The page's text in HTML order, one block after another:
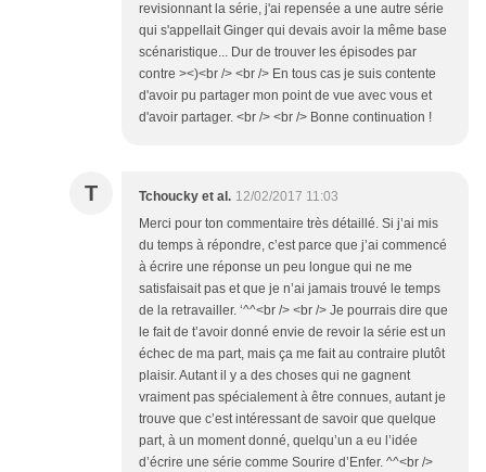
revisionnant la série, j'ai repensée a une autre série
qui s'appellait Ginger qui devais avoir la même base
scénaristique... Dur de trouver les épisodes par
contre ><)<br /> <br /> En tous cas je suis contente
d'avoir pu partager mon point de vue avec vous et
d'avoir partager. <br /> <br /> Bonne continuation !
T Tchoucky et al. 12/02/2017 11:03
Merci pour ton commentaire très détaillé. Si j’ai mis
du temps à répondre, c’est parce que j’ai commencé
à écrire une réponse un peu longue qui ne me
satisfaisait pas et que je n’ai jamais trouvé le temps
de la retravailler. ‘^^<br /> <br /> Je pourrais dire que
le fait de t’avoir donné envie de revoir la série est un
échec de ma part, mais ça me fait au contraire plutôt
plaisir. Autant il y a des choses qui ne gagnent
vraiment pas spécialement à être connues, autant je
trouve que c’est intéressant de savoir que quelque
part, à un moment donné, quelqu’un a eu l’idée
d’écrire une série comme Sourire d’Enfer. ^^<br />